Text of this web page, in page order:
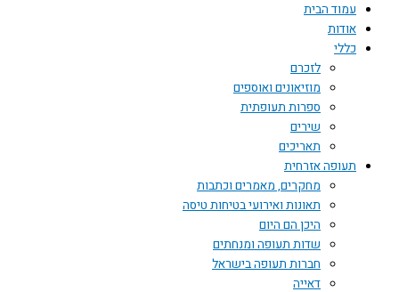
עמוד הבית
אודות
כללי
לזכרם
מוזיאונים ואוספים
ספרות תעופתית
שירים
תאריכים
תעופה אזרחית
מחקרים, מאמרים וכתבות
תאונות ואירועי בטיחות טיסה
היכן הם היום
שדות תעופה ומנחתים
חברות תעופה בישראל
דאייה